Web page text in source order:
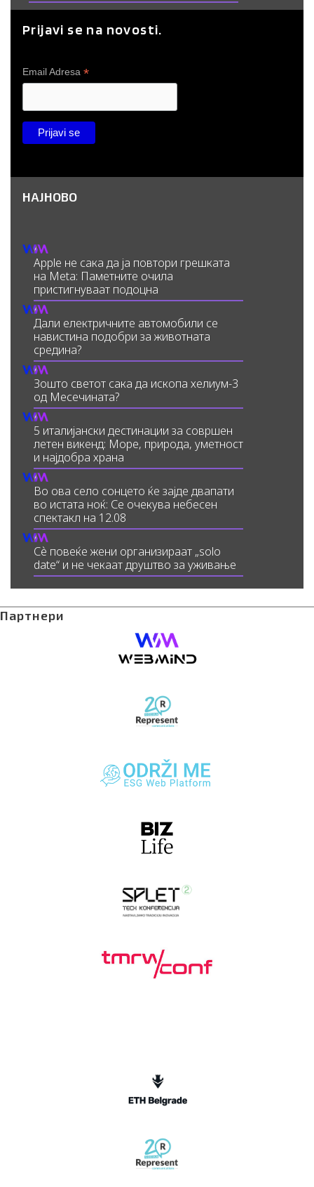
Prijavi se na novosti.
Email Adresa *
НАЈНОВО
Apple не сака да ја повтори грешката
на Meta: Паметните очила
пристигнуваат подоцна
Дали електричните автомобили се
навистина подобри за животната
средина?
Зошто светот сака да ископа хелиум-3
од Месечината?
5 италијански дестинации за совршен
летен викенд: Море, природа, уметност
и најдобра храна
Во ова село сонцето ќе зајде двапати
во истата ноќ: Се очекува небесен
спектакл на 12.08
Сè повеќе жени организираат „solo
date“ и не чекаат друштво за уживање
Партнери